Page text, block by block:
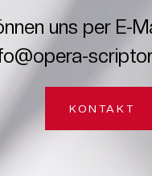
uns per E-
KONTAKT